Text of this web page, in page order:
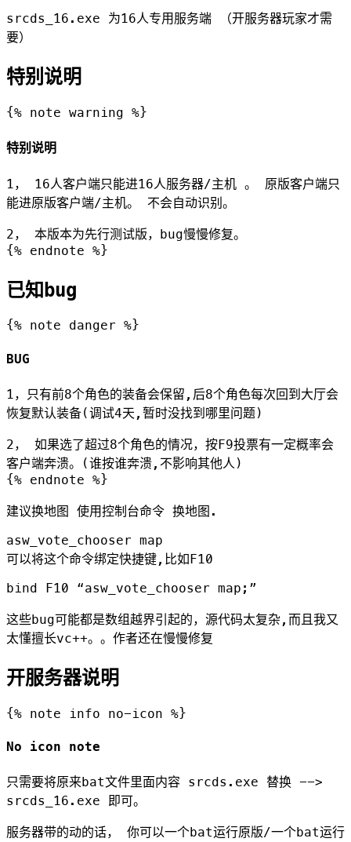
srcds_16.exe 为16人专用服务端 （开服务器玩家才需
要）
特别说明
{% note warning %}
特别说明
1， 16人客户端只能进16人服务器/主机 。 原版客户端只
能进原版客户端/主机。 不会自动识别。
2， 本版本为先行测试版，bug慢慢修复。
{% endnote %}
已知bug
{% note danger %}
BUG
1，只有前8个角色的装备会保留,后8个角色每次回到大厅会
恢复默认装备(调试4天,暂时没找到哪里问题)
2， 如果选了超过8个角色的情况，按F9投票有一定概率会
客户端奔溃。(谁按谁奔溃,不影响其他人)
{% endnote %}
建议换地图 使用控制台命令 换地图.
asw_vote_chooser map
可以将这个命令绑定快捷键,比如F10
bind F10 “asw_vote_chooser map;”
这些bug可能都是数组越界引起的，源代码太复杂,而且我又
太懂擅长vc++。。作者还在慢慢修复
开服务器说明
{% note info no-icon %}
No icon note
只需要将原来bat文件里面内容 srcds.exe 替换 -->
srcds_16.exe 即可。
服务器带的动的话， 你可以一个bat运行原版/一个bat运行